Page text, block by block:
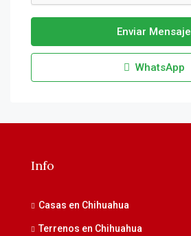
Enviar Mensaje
WhatsApp
Info
Casas en Chihuahua
Terrenos en Chihuahua